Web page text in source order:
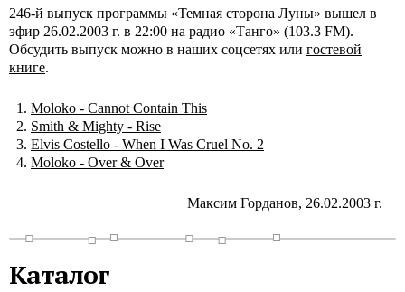
246-й выпуск программы «Темная сторона Луны» вышел в
эфир 26.02.2003 г. в 22:00 на радио «Танго» (103.3 FM).
Обсудить выпуск можно в наших соцсетях или гостевой
книге.
Moloko - Cannot Contain This
Smith & Mighty - Rise
Elvis Costello - When I Was Cruel No. 2
Moloko - Over & Over
Максим Горданов, 26.02.2003 г.
Каталог